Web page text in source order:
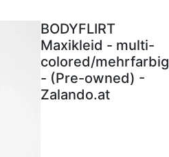
BODYFLIRT
Maxikleid - multi-
colored/mehrfarbig
- (Pre-owned) -
Zalando.at